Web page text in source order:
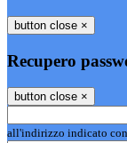
button close ×
Recupero
button close ×
all'indirizzo indicato